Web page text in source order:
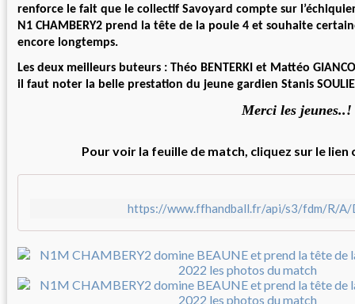
renforce le fait que le collectif Savoyard compte sur
N1 CHAMBERY2 prend la tête de la poule 4 et souhaite
encore longtemps.
Les deux meilleurs buteurs : Théo BENTERKI et Mattéo
il faut noter la belle prestation du jeune gardien Stanis
Merci les jeunes..!
Pour voir la feuille de match, cliquez sur le lien
https://www.ffhandball.fr/api/s3/fdm/R/